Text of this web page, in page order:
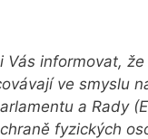
Vás informovat, že
ve smyslu
a Rady
fyzických